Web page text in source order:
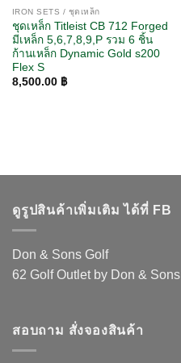
IRON SETS / ชุดเหล็ก
ชุดเหล็ก Titleist CB 712 Forged
มีเหล็ก 5,6,7,8,9,P รวม 6 ชิ้น
ก้านเหล็ก Dynamic Gold s200
Flex S
8,500.00 ฿
ดูรูปสินค้าเพิ่มเติม ได้ที่ FB
Don & Sons Golf
62 Golf Outlet by Don & Sons
สอบถาม สั่งจองสินค้า